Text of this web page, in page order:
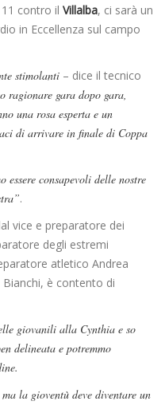
contro il Villalba, ci sarà un
in Eccellenza sul campo
stimolanti – dice il tecnico
ragionare gara dopo gara,
una rosa esperta e un
di arrivare in finale di Coppa
essere consapevoli delle nostre
.
vice e preparatore dei
degli estremi
atletico Andrea
è contento di
giovanili alla Cynthia e so
delineata e potremmo
la gioventù deve diventare un